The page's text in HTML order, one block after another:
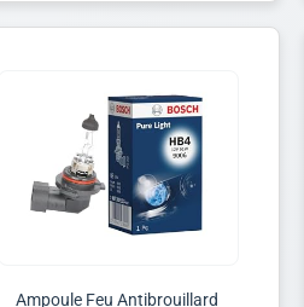
Ampoule Feu Antibrouillard